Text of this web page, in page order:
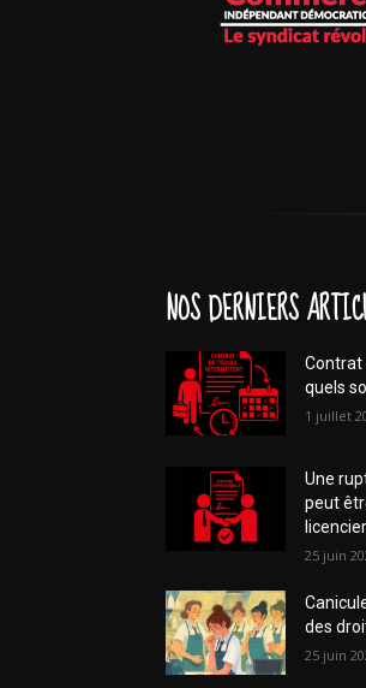
NOS DERNIERS
Contrat
quels
1 juillet
Une
peut
25 juin
des
25 juin